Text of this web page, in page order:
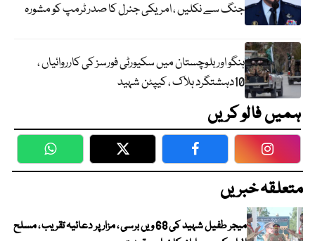
جنگ سے نکلیں ، امریکی جنرل کا صدر ٹرمپ کو مشورہ
ہنگو اور بلوچستان میں سکیورٹی فورسز کی کارروائیاں ،
10دہشتگرد ہلاک ، کیپٹن شہید
ہمیں فالو کریں
WhatsApp Twitter Facebook
متعلقہ خبریں
میجر طفیل شہید کی 68 ویں برسی ، مزار پر دعائیہ تقریب ، مسلح